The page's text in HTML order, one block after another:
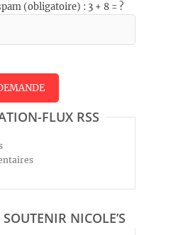
(obligatoire) : 3 + 8 = ?
FLUX RSS
SOUTENIR NICOLE’S